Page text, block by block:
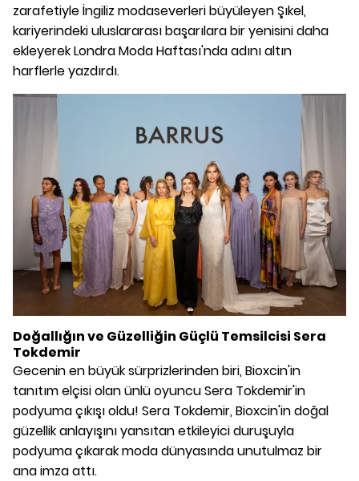
zarafetiyle İngiliz modaseverleri büyüleyen Şıkel,
kariyerindeki uluslararası başarılara bir yenisini daha
ekleyerek Londra Moda Haftası'nda adını altın
harflerle yazdırdı.
Doğallığın ve Güzelliğin Güçlü Temsilcisi Sera
Tokdemir
Gecenin en büyük sürprizlerinden biri, Bioxcin'in
tanıtım elçisi olan ünlü oyuncu Sera Tokdemir'in
podyuma çıkışı oldu! Sera Tokdemir, Bioxcin'in doğal
güzellik anlayışını yansıtan etkileyici duruşuyla
podyuma çıkarak moda dünyasında unutulmaz bir
ana imza attı.